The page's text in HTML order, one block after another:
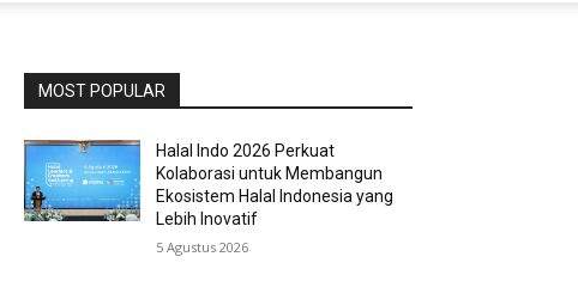
MOST POPULAR
Halal Indo 2026 Perkuat
Kolaborasi untuk Membangun
Ekosistem Halal Indonesia yang
Lebih Inovatif
5 Agustus 2026